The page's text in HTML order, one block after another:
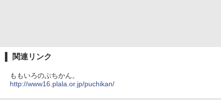
関連リンク
ももいろのぷちかん。
http://www16.plala.or.jp/puchikan/